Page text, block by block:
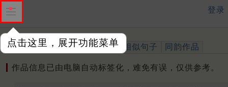
点击这里，展开功能菜单
登录
作品 标注四声 出处、引用 相似句子 同韵作品
作品信息已由电脑自动标签化，难免有误，仅供参考。